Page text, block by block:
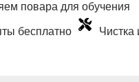
повара для обучения
бесплатно Чистка